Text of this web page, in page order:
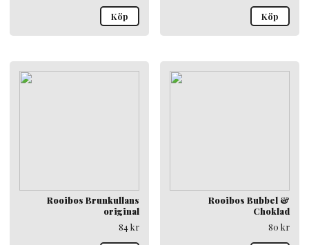
Köp Köp
Rooibos Brunkullans
original
84kr
Rooibos Bubbel &
Choklad
80 kr